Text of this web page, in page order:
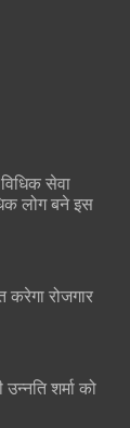
सेवा
लोग बने इस
करेगा रोजगार
शर्मा को